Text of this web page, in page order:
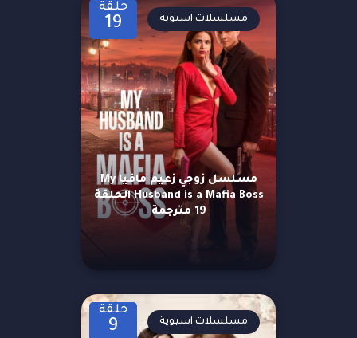
حلقة
19
مسلسل زوجي زعيم مافيا My
Husband is a Mafia Boss الحلقة
19 مترجمة
مسلسلات اسيوية
حلقة
9 مسلسلات اسيوية